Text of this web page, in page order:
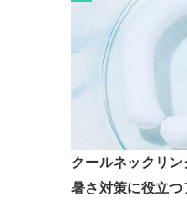
クールネックリ
暑さ対策に役立つ